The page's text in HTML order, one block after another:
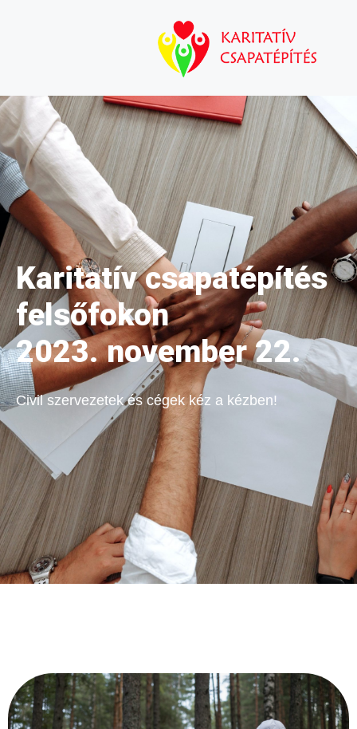
Karitatív csapatépítés
felsőfokon
2023. november 22.
Civil szervezetek és cégek kéz a kézben!